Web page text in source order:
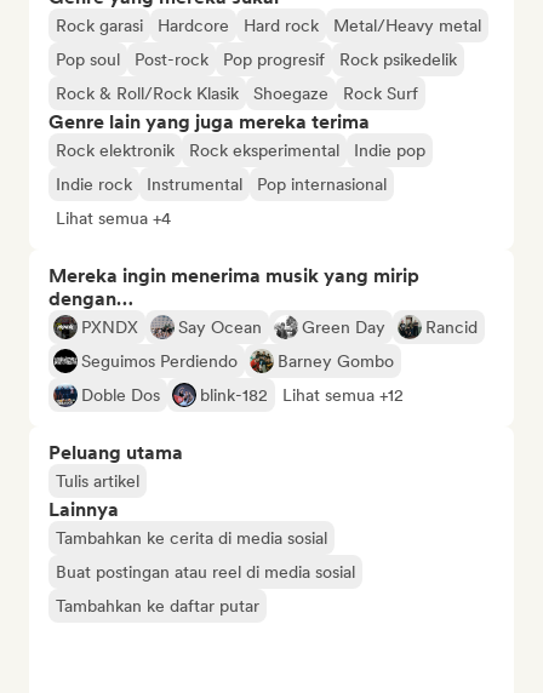
Rock garasi Hardcore Hard rock
Metal/Heavy metal
Pop soul
Post-rock Pop progresif
Rock psikedelik
Rock & Roll/Rock Klasik
Shoegaze Rock Surf
Genre lain yang juga mereka terima
Rock elektronik Rock eksperimental
Indie pop
Indie rock
Instrumental
Pop internasional
Lihat semua +4
Mereka ingin menerima musik yang mirip
dengan…
PXNDX Say Ocean Green Day
Rancid
Seguimos Perdiendo
Barney Gombo
Doble Dos
blink-182 Lihat semua +12
Peluang utama
Tulis artikel
Lainnya
Tambahkan ke cerita di media sosial
Buat postingan atau reel di media sosial
Tambahkan ke daftar putar